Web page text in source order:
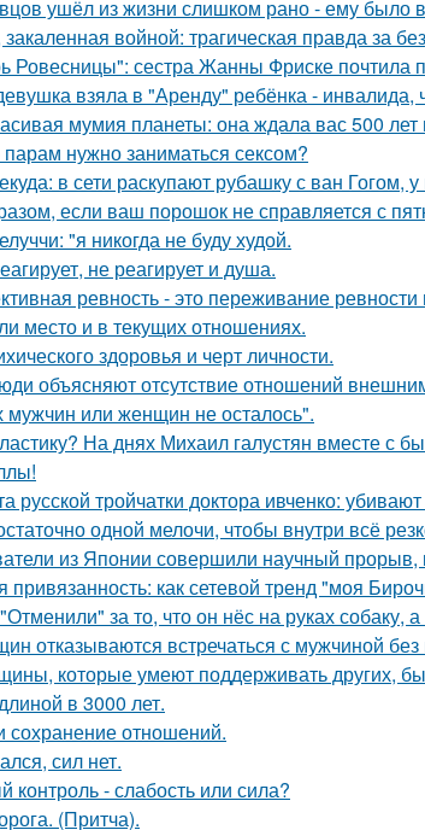
ушёл из жизни слишком рано - ему было
закаленная войной: трагическая правда за
Ровесницы": сестра Жанны Фриске почтила
взяла в "Аренду" ребёнка - инвалида,
мумия планеты: она ждала вас 500
парам нужно заниматься сексом?
в сети раскупают рубашку с ван Гогом, у
если ваш порошок не справляется с
"я никогда не буду худой.
не реагирует и душа.
ревность - это переживание
место и в текущих отношениях.
здоровья и черт личности.
объясняют отсутствие отношений
или женщин не осталось".
На днях Михаил галустян вместе с
русской тройчатки доктора ивченко:
одной мелочи, чтобы внутри всё
из Японии совершили научный прорыв,
привязанность: как сетевой тренд "моя
за то, что он нёс на руках собаку,
отказываются встречаться с мужчиной
которые умеют поддерживать других,
в 3000 лет.
сохранение отношений.
сил нет.
контроль - слабость или сила?
(Притча).